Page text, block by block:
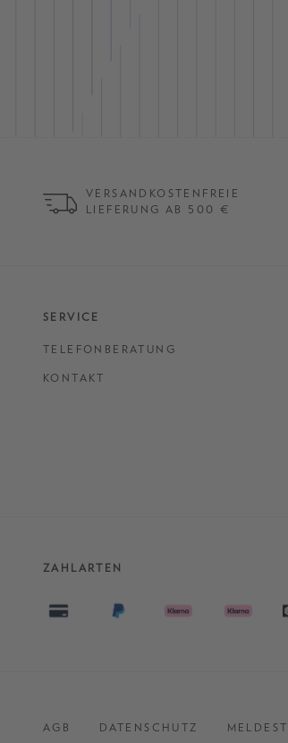
VERSANDKOSTENFREIE
LIEFERUNG AB 500 €
SERVICE
TELEFONBERATUNG
KONTAKT
ZAHLARTEN
AGB DATENSCHUTZ